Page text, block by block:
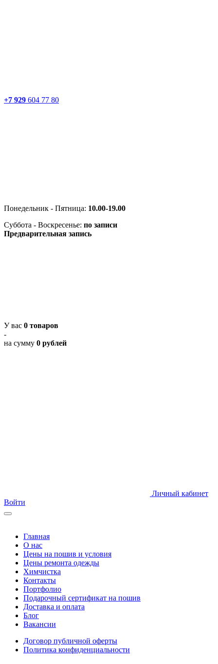
+7 929 604 77 80
Понедельник - Пятница: 10.00-19.00
Суббота - Воскресенье: по записи
Предварительная запись
У вас 0 товаров
-
на сумму 0 рублей
Личный кабинет
Войти
Главная
О нас
Цены на пошив и условия
Цены ремонта одежды
Химчистка
Контакты
Портфолио
Подарочный сертификат на пошив
Доставка и оплата
Блог
Вакансии
Договор публичной оферты
Политика конфиденциальности